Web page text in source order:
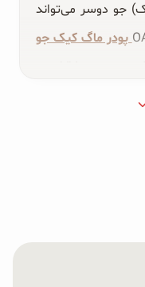
جو دوسر می‌تواند
پودر ماگ کیک جو
جو دوسر کاکائویی
جو دوسر بدون آرد
آماده‌سازی آسان در